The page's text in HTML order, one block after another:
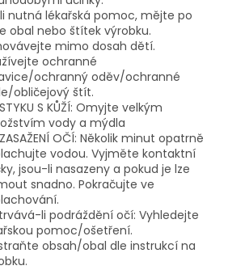
nutná lékařská pomoc, mějte po
obal nebo štítek výrobku.
mimo dosah dětí.
ochranné
ochranný oděv/ochranné
obličejový štít.
S KŮŽÍ: Omyjte velkým
vody a mýdla
ZASAŽENÍ OČÍ: Několik minut opatrně
vodou. Vyjměte kontaktní
jsou-li nasazeny a pokud je lze
snadno. Pokračujte ve
li podráždění očí: Vyhledejte
pomoc/ošetření.
obsah/obal dle instrukcí na